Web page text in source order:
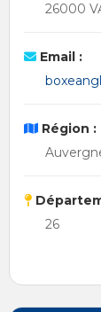
26000
Email :
Région :
26